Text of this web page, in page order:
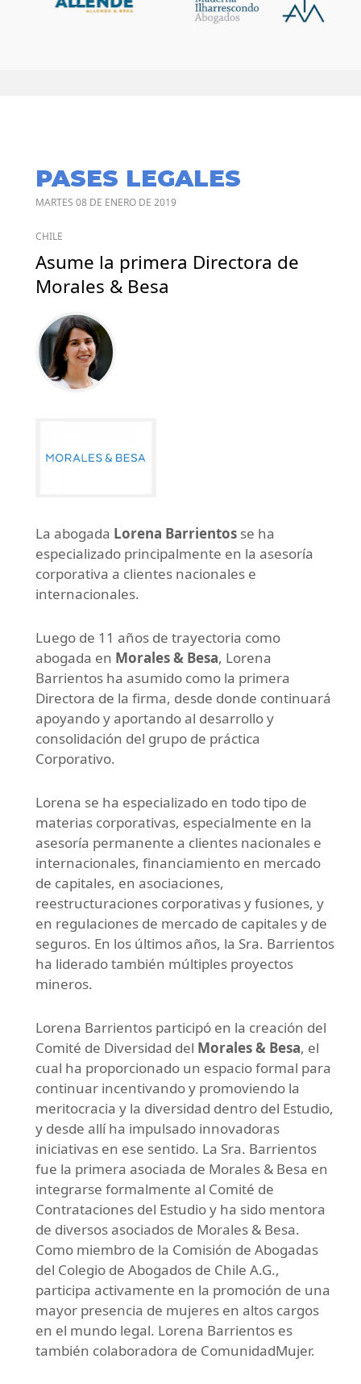
PASES LEGALES
MARTES 08 DE ENERO DE 2019
CHILE
Asume la primera Directora de
Morales & Besa
La abogada Lorena Barrientos se ha
especializado principalmente en la asesoría
corporativa a clientes nacionales e
internacionales.
Luego de 11 años de trayectoria como
abogada en Morales & Besa, Lorena
Barrientos ha asumido como la primera
Directora de la firma, desde donde continuará
apoyando y aportando al desarrollo y
consolidación del grupo de práctica
Corporativo.
Lorena se ha especializado en todo tipo de
materias corporativas, especialmente en la
asesoría permanente a clientes nacionales e
internacionales, financiamiento en mercado
de capitales, en asociaciones,
reestructuraciones corporativas y fusiones, y
en regulaciones de mercado de capitales y de
seguros. En los últimos años, la Sra. Barrientos
ha liderado también múltiples proyectos
mineros.
Lorena Barrientos participó en la creación del
Comité de Diversidad del Morales & Besa, el
cual ha proporcionado un espacio formal para
continuar incentivando y promoviendo la
meritocracia y la diversidad dentro del Estudio,
y desde allí ha impulsado innovadoras
iniciativas en ese sentido. La Sra. Barrientos
fue la primera asociada de Morales & Besa en
integrarse formalmente al Comité de
Contrataciones del Estudio y ha sido mentora
de diversos asociados de Morales & Besa.
Como miembro de la Comisión de Abogadas
del Colegio de Abogados de Chile A.G.,
participa activamente en la promoción de una
mayor presencia de mujeres en altos cargos
en el mundo legal. Lorena Barrientos es
también colaboradora de ComunidadMujer.